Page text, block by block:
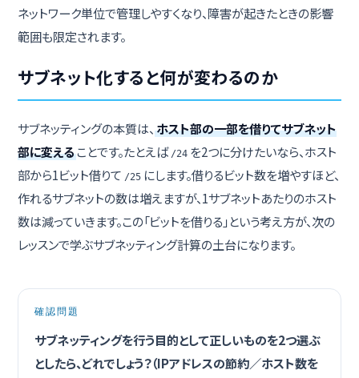
ネットワーク単位で管理しやすくなり、障害が起きたときの影響
範囲も限定されます。
サブネット化すると何が変わるのか
サブネッティングの本質は、ホスト部の一部を借りてサブネット
部に変えることです。たとえば /24 を2つに分けたいなら、ホスト
部から1ビット借りて /25 にします。借りるビット数を増やすほど、
作れるサブネットの数は増えますが、1サブネットあたりのホスト
数は減っていきます。この「ビットを借りる」という考え方が、次の
レッスンで学ぶサブネッティング計算の土台になります。
確認問題
サブネッティングを行う目的として正しいものを2つ選ぶ
としたら、どれでしょう？（IPアドレスの節約／ホスト数を